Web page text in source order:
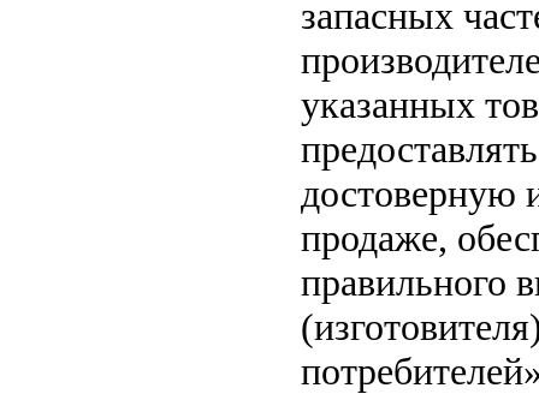
запасных
указанных
достоверную
продаже,
правильного